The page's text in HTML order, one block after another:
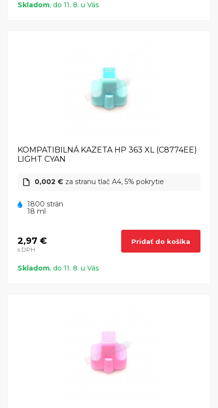
Skladom, do 11. 8. u Vás
KOMPATIBILNÁ KAZETA HP 363 XL (C8774EE)
LIGHT CYAN
0,002 € za stranu tlač A4, 5% pokrytie
1800 strán
18 ml
2,97 €
s DPH
Pridať do košíka
Skladom, do 11. 8. u Vás